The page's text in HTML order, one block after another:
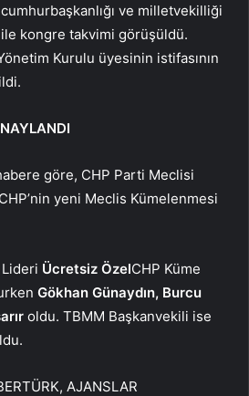
ve milletvekilliği
kongre takvimi görüşüldü.
Kurulu üyesinin istifasının
göre, CHP Parti Meclisi
yeni Meclis Kümelenmesi
Ücretsiz ÖzelCHP Küme
Gökhan Günaydın, Burcu
oldu. TBMM Başkanvekili ise
AJANSLAR